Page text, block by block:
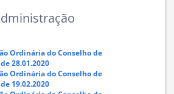
Ordinária do Conselho de
28.01.2020
Ordinária do Conselho de
19.02.2020